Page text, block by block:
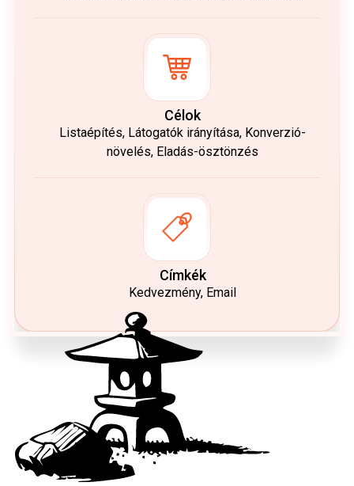
Célok
Listaépítés, Látogatók irányítása, Konverzió-
növelés, Eladás-ösztönzés
Címkék
Kedvezmény, Email